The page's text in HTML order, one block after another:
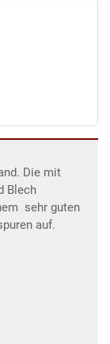
Die mit
Blech
sehr guten
auf.